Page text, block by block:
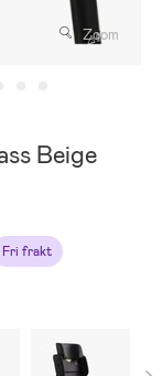
Zoom
Beige
Fri frakt